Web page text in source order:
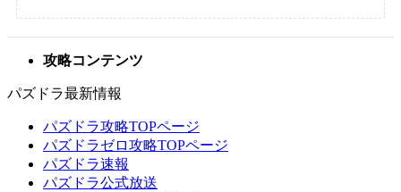
攻略コンテンツ
パズドラ最新情報
パズドラ攻略TOPページ
パズドラゼロ攻略TOPページ
パズドラ速報
パズドラ公式放送